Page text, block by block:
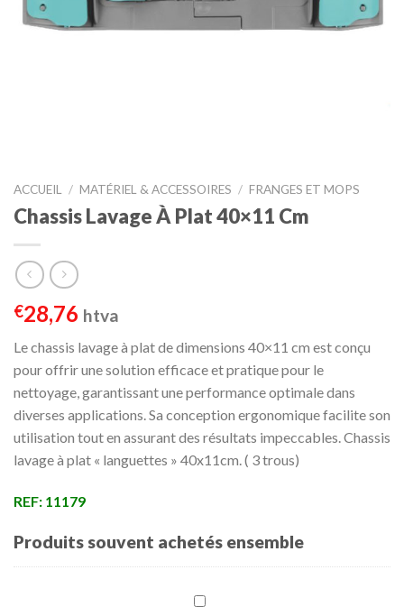
ACCUEIL / MATÉRIEL & ACCESSOIRES / FRANGES ET MOPS
Chassis Lavage À Plat 40×11 Cm
€28,76 htva
Le chassis lavage à plat de dimensions 40×11 cm est conçu
pour offrir une solution efficace et pratique pour le
nettoyage, garantissant une performance optimale dans
diverses applications. Sa conception ergonomique facilite son
utilisation tout en assurant des résultats impeccables. Chassis
lavage à plat « languettes » 40x11cm. ( 3 trous)
REF: 11179
Produits souvent achetés ensemble